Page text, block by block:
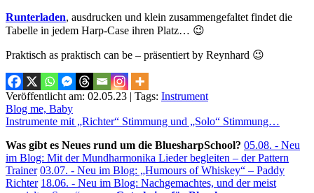
Runterladen, ausdrucken und klein zusammengefaltet findet die
Tabelle in jedem Harp-Case ihren Platz… 😉
Praktisch as praktisch can be – präsentiert by Reynhard 😉
Veröffentlicht am: 02.05.23 | Tags: Instrument
Beitragsnavigation
Blog me, Baby
Instrumente mit „Richter“ Stimmung und „Solo“ Stimmung…
Was gibt es Neues rund um die BluesharpSchool? 05.08. - Neu
im Blog: Mit der Mundharmonika Lieder begleiten – der Pattern
Trainer 03.07. - Neu im Blog: „Humours of Whiskey“ – Paddy
Richter 18.06. - Neu im Blog: Nachgemachtes, und der meist